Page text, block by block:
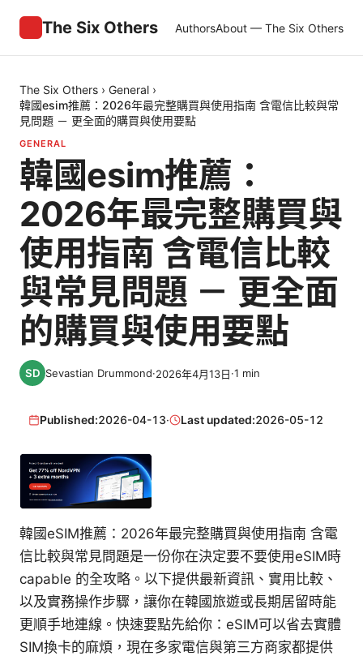
The Six Others AuthorsAbout — The Six Others
The Six Others › General ›
韓國esim推薦：2026年最完整購買與使用指南 含電信比較與常
見問題 － 更全面的購買與使用要點
GENERAL
韓國esim推薦：
2026年最完整購買與
使用指南 含電信比較
與常見問題 － 更全面
的購買與使用要點
Sevastian Drummond·2026年4月13日·1 min
Published:2026-04-13· Last updated:2026-05-12
韓國eSIM推薦：2026年最完整購買與使用指南 含電
信比較與常見問題是一份你在決定要不要使用eSIM時
capable 的全攻略。以下提供最新資訊、實用比較、
以及實務操作步驟，讓你在韓國旅遊或長期居留時能
更順手地連線。快速要點先給你：eSIM可以省去實體
SIM換卡的麻煩，現在多家電信與第三方商家都提供